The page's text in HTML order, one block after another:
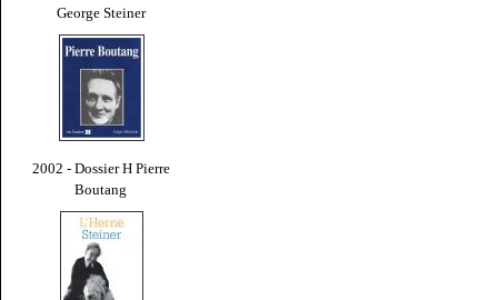
George Steiner
2002 - Dossier H Pierre
Boutang